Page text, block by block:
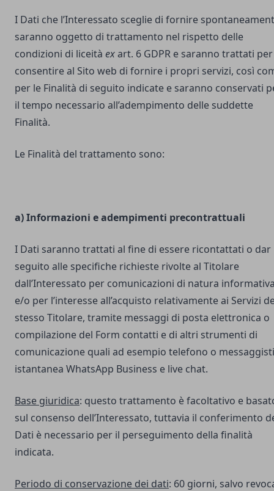
I Dati che l’Interessato sceglie di fornire
saranno oggetto di trattamento nel rispetto delle
condizioni di liceità exart. 6 GDPR e saranno trattati per
consentire al Sito web di fornire i propri servizi, così
per le Finalità di seguito indicate e saranno conservati
il tempo necessario all’adempimento delle suddette
Finalità.
Le Finalità del trattamento sono:
a) Informazioni e adempimenti precontrattuali
I Dati saranno trattati al fine di essere ricontattati o dar
seguito alle specifiche richieste rivolte al Titolare
dall’Interessato per comunicazioni di natura
e/o per l’interesse all’acquisto relativamente ai Servizi
stesso Titolare, tramite messaggi di posta elettronica o
compilazione del Form contatti e di altri strumenti di
comunicazione quali ad esempio telefono o
istantanea WhatsApp Business e live chat.
Base giuridica: questo trattamento è facoltativo e
sul consenso dell’Interessato, tuttavia il conferimento
Dati è necessario per il perseguimento della finalità
indicata.
Periodo di conservazione dei dati: 60 giorni, salvo